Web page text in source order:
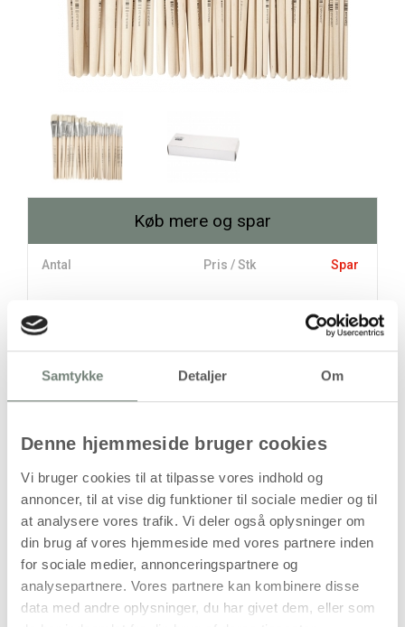
Samtykke Detaljer Om
Denne hjemmeside bruger cookies
Vi bruger cookies til at tilpasse vores indhold og
annoncer, til at vise dig funktioner til sociale medier og til
at analysere vores trafik. Vi deler også oplysninger om
din brug af vores hjemmeside med vores partnere inden
for sociale medier, annonceringspartnere og
analysepartnere. Vores partnere kan kombinere disse
data med andre oplysninger, du har givet dem, eller som
Køb mere og spar
Antal Pris / Stk Spar
6 stk 303,75 kr. 457,50 kr.
stk
380,00
Leveringsomkostninger
Læg i kurven
Din bestilling er først bindende,
når vi har bekræftet din ordre.